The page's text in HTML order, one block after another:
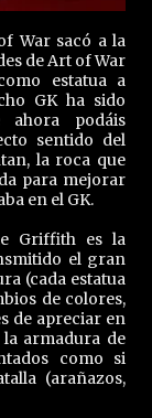
War sacó a la
de Art of War
estatua a
GK ha sido
ahora podáis
sentido del
la roca que
para mejorar
en el GK.
Griffith es la
el gran
(cada estatua
de colores,
de apreciar en
armadura de
como si
(arañazos,